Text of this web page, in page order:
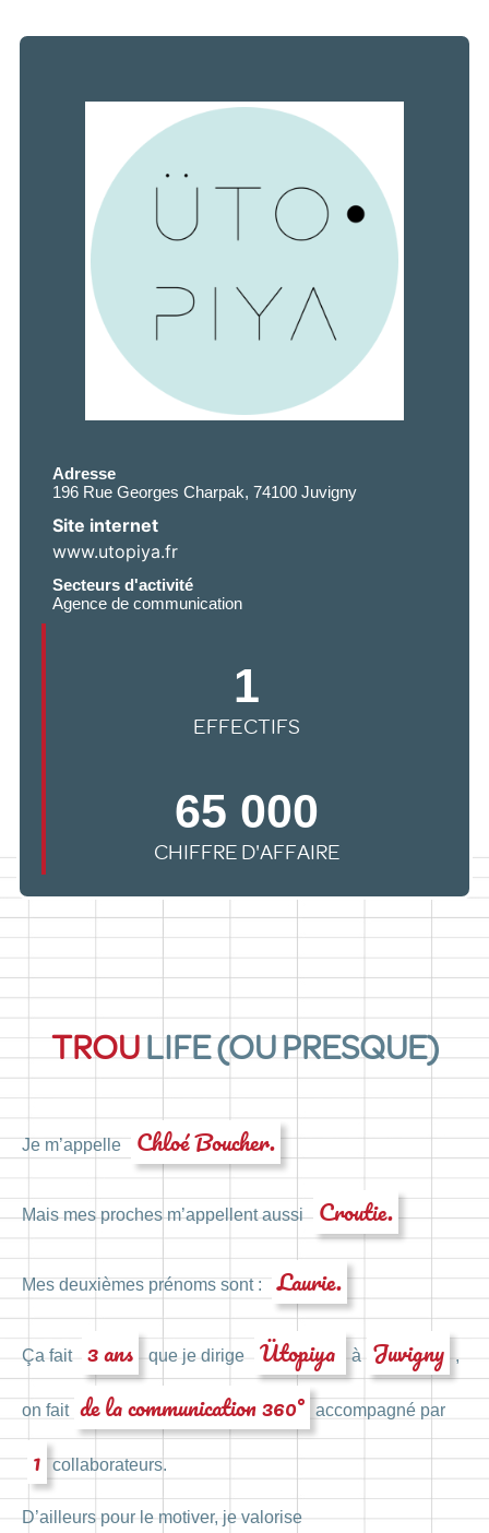
Adresse
196 Rue Georges Charpak, 74100 Juvigny
Site internet
www.utopiya.fr
Secteurs d'activité
Agence de communication
EFFECTIFS
1
CHIFFRE D'AFFAIRE
65 000
TROULIFE (OU PRESQUE)
Je m’appelle Chloé Boucher.
Mais mes proches m’appellent aussi Croutie.
Mes deuxièmes prénoms sont : Laurie.
Ça fait 3 ans que je dirige Ütopiya à Juvigny ,
on fait de la communication 360° accompagné par
1 collaborateurs.
D’ailleurs pour le motiver, je valorise